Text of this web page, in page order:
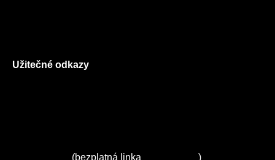
Užitečné odkazy
(bezplatná linka )